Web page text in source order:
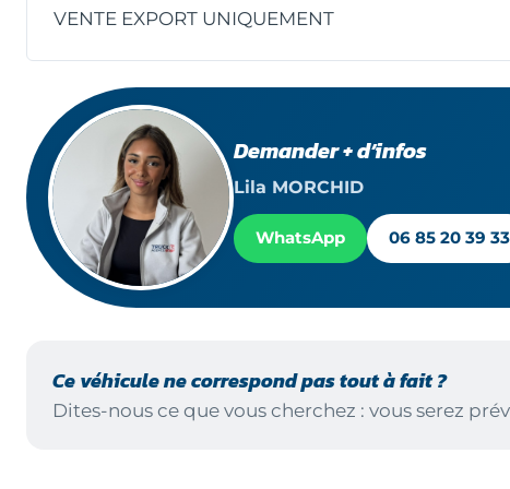
VENTE EXPORT UNIQUEMENT
Demander + d’infos
Lila MORCHID
WhatsApp 06 85 20 39 33
Ce véhicule ne correspond pas tout à fait ?
Dites-nous ce que vous cherchez : vous serez